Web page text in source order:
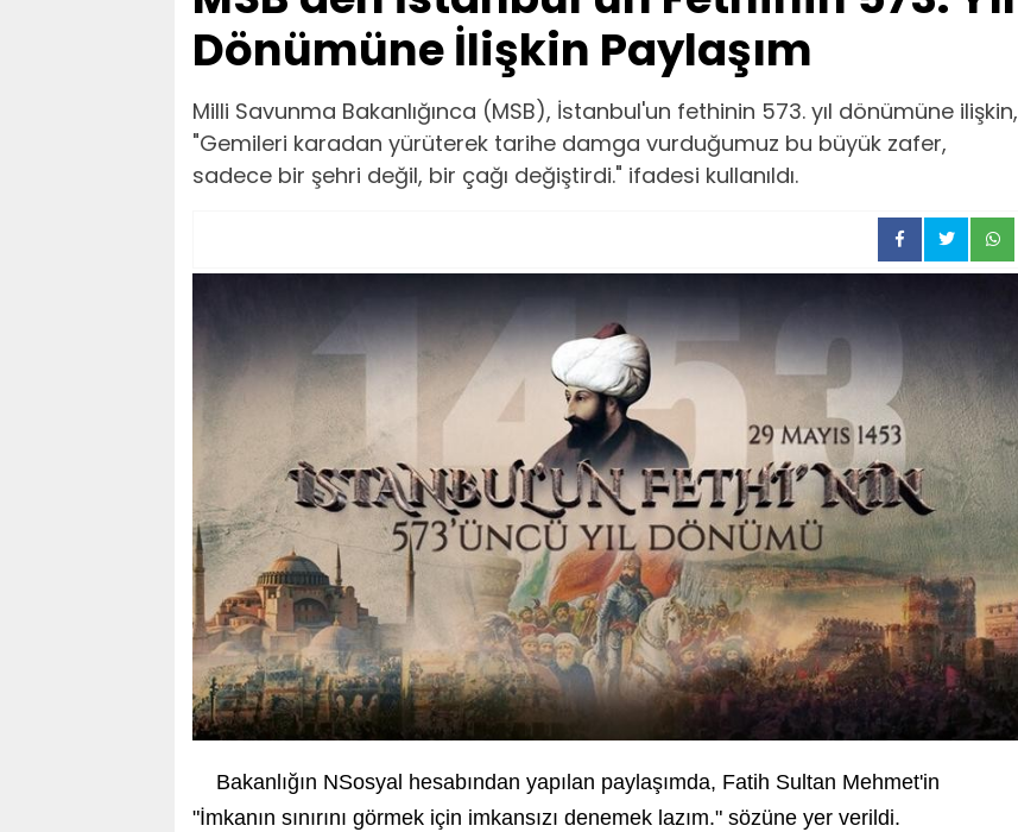
Dönümüne İlişkin Paylaşım
Milli Savunma Bakanlığınca (MSB), İstanbul'un fethinin 573. yıl dönümüne ilişkin,
"Gemileri karadan yürüterek tarihe damga vurduğumuz bu büyük zafer,
sadece bir şehri değil, bir çağı değiştirdi." ifadesi kullanıldı.
Bakanlığın NSosyal hesabından yapılan paylaşımda, Fatih Sultan Mehmet'in
"İmkanın sınırını görmek için imkansızı denemek lazım." sözüne yer verildi.